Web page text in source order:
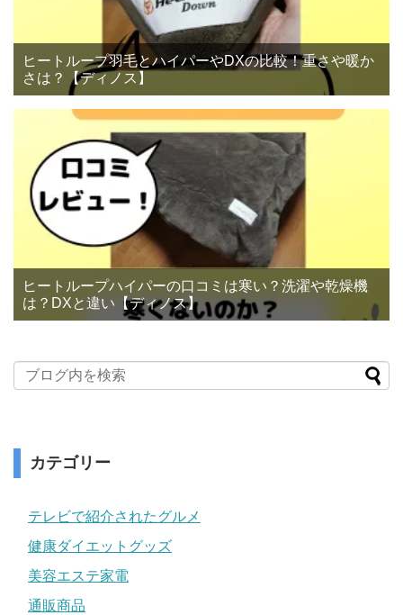
ヒートループ羽毛とハイパーやDXの比較！重さや暖か
さは？【ディノス】
ヒートループハイパーの口コミは寒い？洗濯や乾燥機
は？DXと違い【ディノス】
カテゴリー
テレビで紹介されたグルメ
健康ダイエットグッズ
美容エステ家電
通販商品